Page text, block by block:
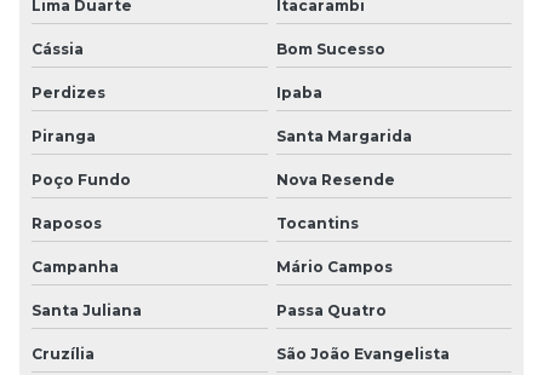
Lima Duarte Itacarambi
Cássia Bom Sucesso
Perdizes Ipaba
Piranga Santa Margarida
Poço Fundo Nova Resende
Raposos Tocantins
Campanha Mário Campos
Santa Juliana Passa Quatro
Cruzília São João Evangelista